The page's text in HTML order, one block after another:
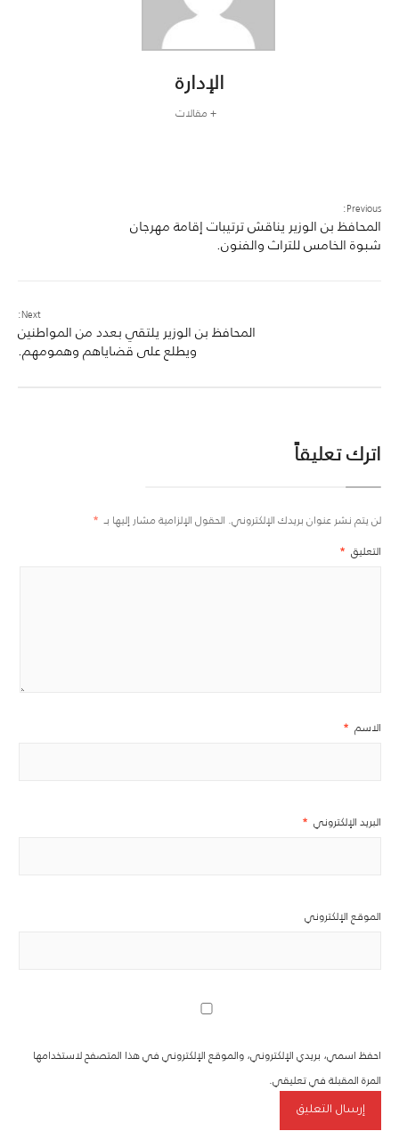
الإدارة
+ مقالات
Previous:
المحافظ بن الوزير يناقش ترتيبات إقامة مهرجان
شبوة الخامس للتراث والفنون.
Next:
المحافظ بن الوزير يلتقي بعدد من المواطنين
ويطلع على قضاياهم وهمومهم.
اترك تعليقاً
لن يتم نشر عنوان بريدك الإلكتروني. الحقول الإلزامية مشار إليها بـ *
التعليق *
الاسم *
البريد الإلكتروني *
الموقع الإلكتروني
احفظ اسمي، بريدي الإلكتروني، والموقع الإلكتروني في هذا المتصفح لاستخدامها
المرة المقبلة في تعليقي.